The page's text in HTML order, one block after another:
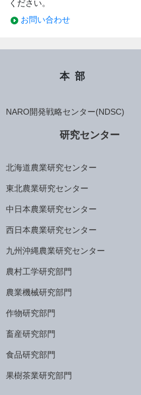
ください。
お問い合わせ
本部
NARO開発戦略センター(NDSC)
研究センター
北海道農業研究センター
東北農業研究センター
中日本農業研究センター
西日本農業研究センター
九州沖縄農業研究センター
農村工学研究部門
農業機械研究部門
作物研究部門
畜産研究部門
食品研究部門
果樹茶業研究部門